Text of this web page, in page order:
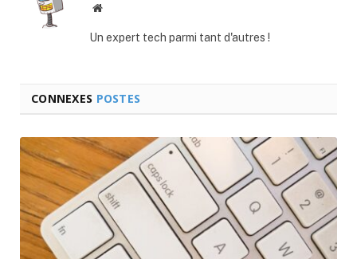
Site
Un expert tech parmi tant d'autres !
CONNEXES POSTES